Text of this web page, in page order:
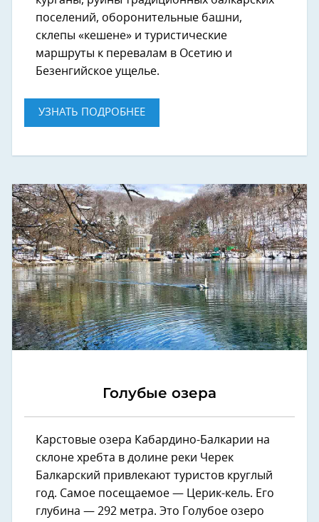
поселений, оборонительные башни,
склепы «кешене» и туристические
маршруты к перевалам в Осетию и
Безенгийское ущелье.
УЗНАТЬ ПОДРОБНЕЕ
Голубые озера
Карстовые озера Кабардино-Балкарии на
склоне хребта в долине реки Черек
Балкарский привлекают туристов круглый
год. Самое посещаемое — Церик-кель. Его
глубина — 292 метра. Это Голубое озеро